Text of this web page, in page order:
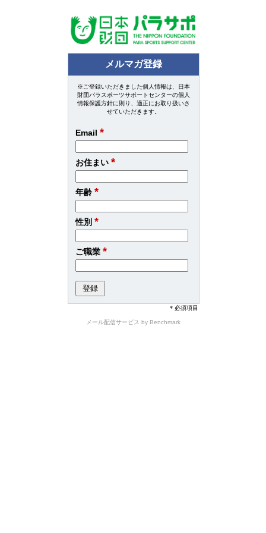
メルマガ登録
※ご登録いただきました個人情報は、日本
財団パラスポーツサポートセンターの個人
情報保護方針に則り、適正にお取り扱いさ
せていただきます。
Email *
お住まい *
年齢 *
性別 *
ご職業 *
* 必須項目
メール配信サービス by Benchmark